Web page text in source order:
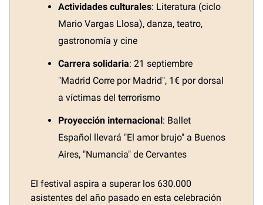
Actividades culturales: Literatura (ciclo
Mario Vargas Llosa), danza, teatro,
gastronomía y cine
Carrera solidaria: 21 septiembre
"Madrid Corre por Madrid", 1€ por dorsal
a víctimas del terrorismo
Proyección internacional: Ballet
Español llevará "El amor brujo" a Buenos
Aires, "Numancia" de Cervantes
El festival aspira a superar los 630.000
asistentes del año pasado en esta celebración